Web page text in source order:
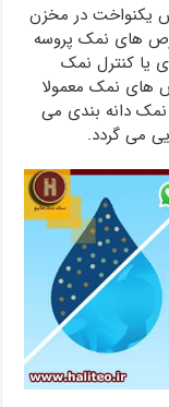
یکنواخت در مخزن
های نمک پروسه
یا کنترل نمک
های نمک معمولا
دانه بندی می
می گردد.